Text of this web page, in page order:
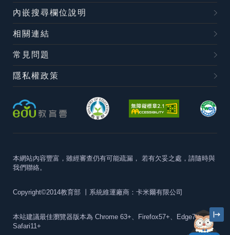
內嵌搜尋欄位說明
相關連結
常見問題
隱私權政策
本網站內容豐富，雖經審查仍有可能疏漏， 若有欠妥之處，請隨時與
我們聯絡。
Copyright©2014教育部 丨系統維運廠商：卡米爾有限公司
本站建議最佳瀏覽器版本為 Chrome 63+、Firefox57+、Edge79+及
Safari11+